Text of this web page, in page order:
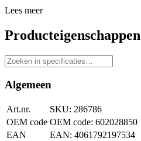
Lees meer
Producteigenschappen
Algemeen
Art.nr.
286786
OEM code
602028850
EAN
4061792197534